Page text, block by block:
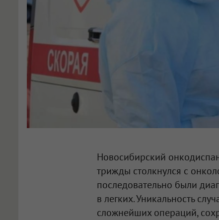
Новосибирский
трижды столкнулся с
последовательно были
в легких. Уникальность
сложнейших операций,